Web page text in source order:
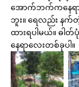
အောက်ဘက်ကနေရာလ
ဘူး။ ရေလည်း နက်
ထားရပါမယ်။ ဓါ
နေရာလေးတစ်ခုပါ။